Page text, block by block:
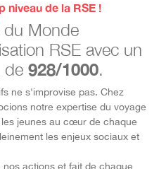
niveau de la RSE !
du Monde
RSE avec un
de 928/1000.
ne s'improvise pas. Chez
notre expertise du voyage
jeunes au cœur de chaque
les enjeux sociaux et
actions et fait de chaque